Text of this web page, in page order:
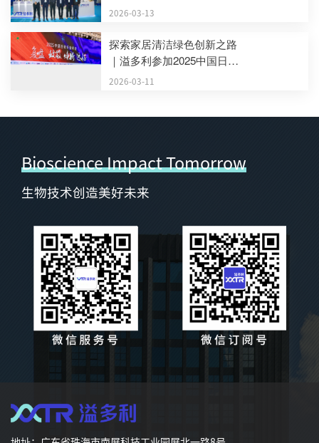
2026-03-13
探索家居清洁绿色创新之路
｜溢多利参加2025中国日
化...
2026-03-11
Bioscience Impact Tomorrow
生物技术创造美好未来